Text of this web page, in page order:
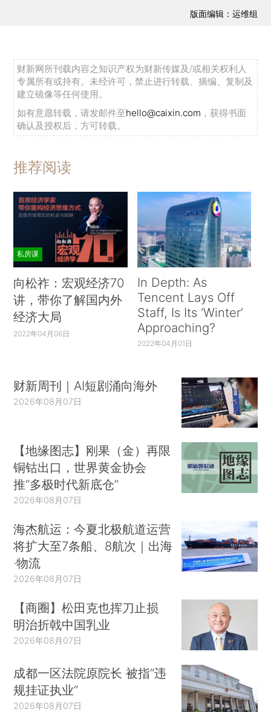
版面编辑：运维组
财新网所刊载内容之知识产权为财新传媒及/或相关权利人
专属所有或持有。未经许可，禁止进行转载、摘编、复制及
建立镜像等任何使用。
如有意愿转载，请发邮件至hello@caixin.com ，获得书面
确认及授权后，方可转载。
推荐阅读
私房课
向松祚：宏观经济70
讲，带你了解国内外
经济大局
2022年04月06日
In Depth: As
Tencent Lays Off
Staff, Is Its ‘Winter’
Approaching?
2022年04月01日
财新周刊｜AI短剧涌向海外
2026年08月07日
【地缘图志】刚果（金）再限
铜钴出口，世界黄金协会
推“多极时代新底仓”
2026年08月07日
海杰航运：今夏北极航道运营
将扩大至7条船、8航次｜出海
·物流
2026年08月07日
【商圈】松田克也挥刀止损
明治折戟中国乳业
2026年08月07日
成都一区法院原院长 被指“违
规挂证执业”
2026年08月07日